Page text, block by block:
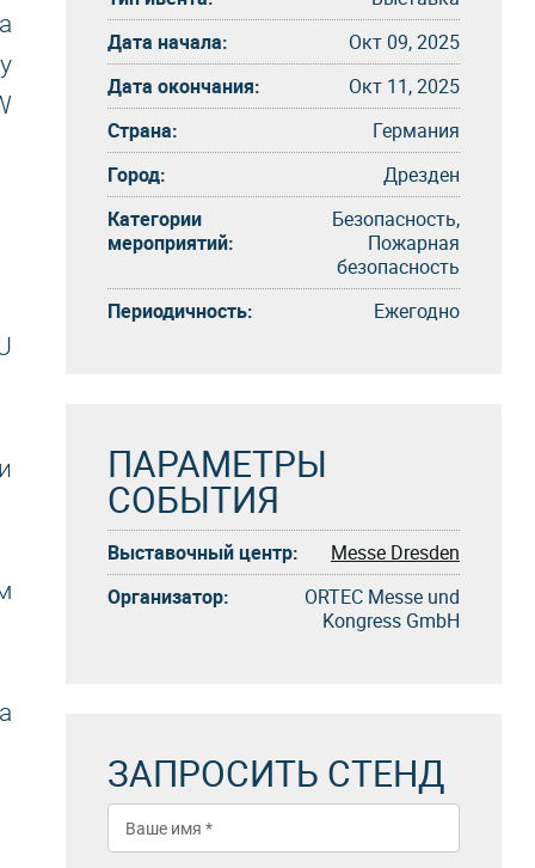
Дата начала:
Окт 09, 2025
Дата окончания:
Окт 11, 2025
Страна:
Германия
Город:
Дрезден
Категории
мероприятий:
Безопасность,
Пожарная
безопасность
Периодичность:
Eжегоднo
ПАРАМЕТРЫ
СОБЫТИЯ
Выставочный центр:
Messe Dresden
Организатор:
ORTEC Messe und
Kongress GmbH
ЗАПРОСИТЬ СТЕНД